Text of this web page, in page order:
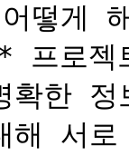
떻게
로젝
확한
해 서